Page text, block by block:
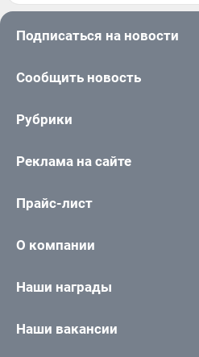
Подписаться на новости
Сообщить новость
Рубрики
Реклама на сайте
Прайс-лист
О компании
Наши награды
Наши вакансии